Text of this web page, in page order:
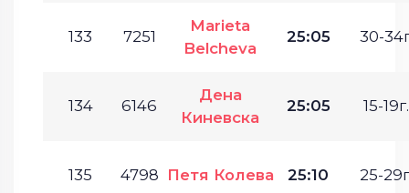
133 7251
Marieta
Belcheva
25:05 30-
134 6146
Дена
Киневска
25:05 15-19г.
135 4798 Петя Колева 25:10 25-